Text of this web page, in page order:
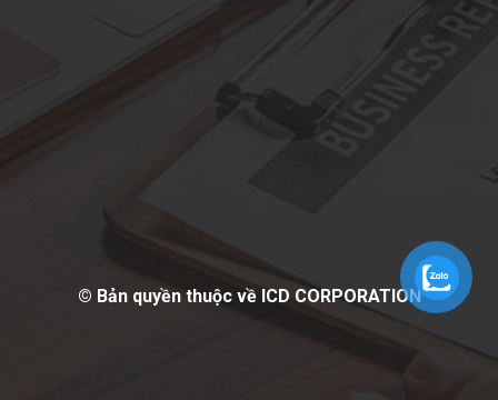
© Bản quyền thuộc về ICD CORPORATION